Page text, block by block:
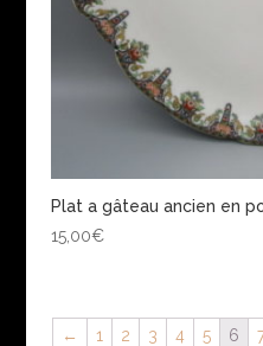
Plat a gâteau ancien en
15,00€
← 1 2 3 4 5 6